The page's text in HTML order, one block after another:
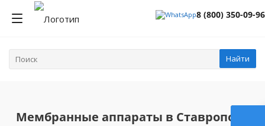
8 (800) 350-09-96
Найти
Мембранные аппараты в Ставрополе